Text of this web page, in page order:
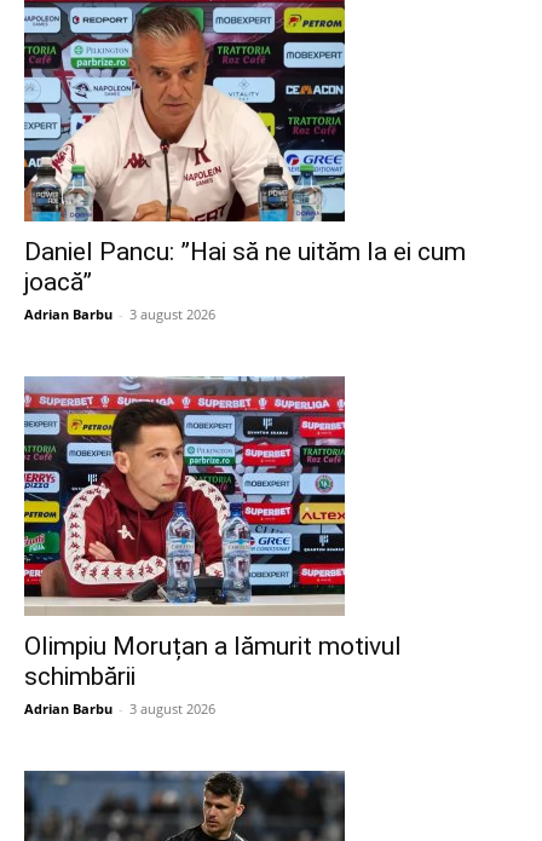
Daniel Pancu: ”Hai să ne uităm la ei cum
joacă”
Adrian Barbu - 3 august 2026
Olimpiu Moruțan a lămurit motivul
schimbării
Adrian Barbu - 3 august 2026